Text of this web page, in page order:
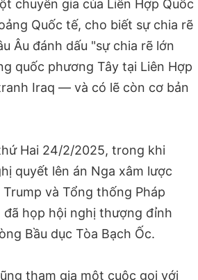
chuyên gia của Liên Hợp Quốc
Quốc tế, cho biết sự chia rẽ
Âu đánh dấu "sự chia rẽ lớn
quốc phương Tây tại Liên Hợp
Iraq — và có lẽ còn cơ bản
Hai 24/2/2025, trong khi
quyết lên án Nga xâm lược
và Tổng thống Pháp
đã họp hội nghị thượng đỉnh
Bầu dục Tòa Bạch Ốc.
tham gia một cuộc gọi với